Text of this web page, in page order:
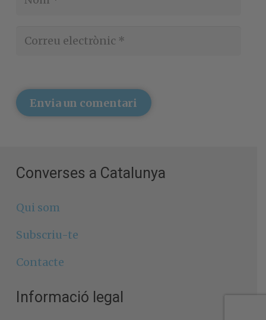
Envia un comentari
Converses a Catalunya
Qui som
Subscriu-te
Contacte
Informació legal